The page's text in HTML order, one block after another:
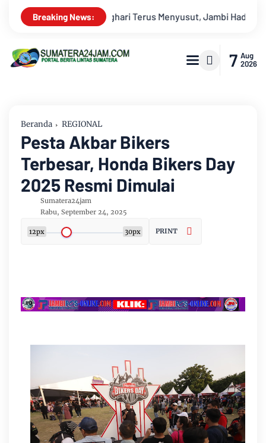
Breaking News:
Ancaman Krisis Air Bersih dan Karhutla Kekeruhan
7 Aug
2026
Beranda REGIONAL
Pesta Akbar Bikers
Terbesar, Honda Bikers Day
2025 Resmi Dimulai
Sumatera24jam
Rabu, September 24, 2025
12px 30px PRINT